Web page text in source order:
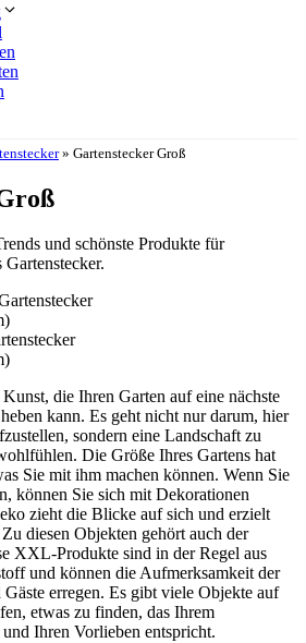
» Gartenstecker Groß
und schönste Produkte für
Gartenstecker.
die Ihren Garten auf eine nächste
kann. Es geht nicht nur darum, hier
sondern eine Landschaft zu
Die Größe Ihres Gartens hat
Sie mit ihm machen können. Wenn Sie
können Sie sich mit Dekorationen
zieht die Blicke auf sich und erzielt
diesen Objekten gehört auch der
XXL-Produkte sind in der Regel aus
und können die Aufmerksamkeit der
Gäste erregen. Es gibt viele Objekte auf
etwas zu finden, das Ihrem
Ihren Vorlieben entspricht.